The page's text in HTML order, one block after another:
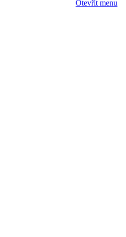
Otevřít menu